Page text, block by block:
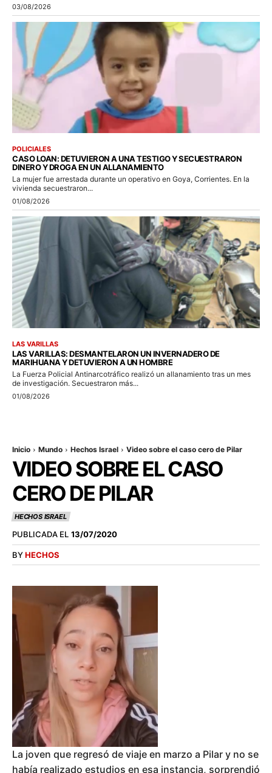
03/08/2026
POLICIALES
CASO LOAN: DETUVIERON A UNA TESTIGO Y SECUESTRARON
DINERO Y DROGA EN UN ALLANAMIENTO
La mujer fue arrestada durante un operativo en Goya, Corrientes. En la
vivienda secuestraron...
01/08/2026
LAS VARILLAS
LAS VARILLAS: DESMANTELARON UN INVERNADERO DE
MARIHUANA Y DETUVIERON A UN HOMBRE
La Fuerza Policial Antinarcotráfico realizó un allanamiento tras un mes
de investigación. Secuestraron más...
01/08/2026